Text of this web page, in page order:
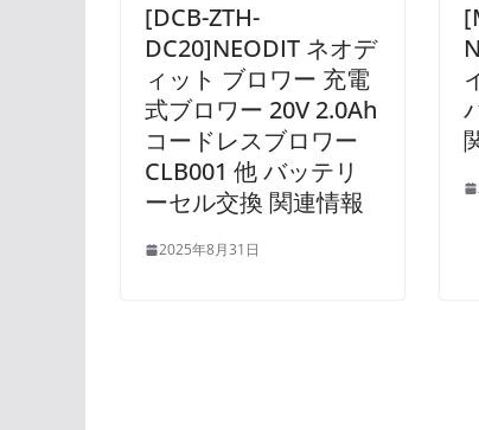
[DCB-ZTH-
DC20]NEODIT ネオデ
ィット ブロワー 充電
式ブロワー 20V 2.0Ah
コードレスブロワー
CLB001 他 バッテリ
ーセル交換 関連情報
2025年8月31日